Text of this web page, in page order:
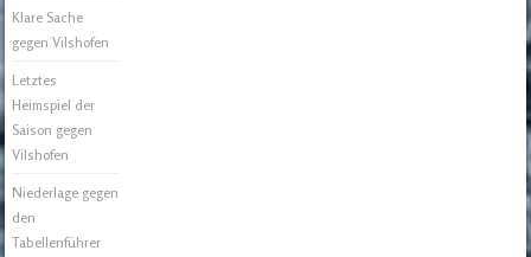
Klare Sache
gegen Vilshofen
Letztes
Heimspiel der
Saison gegen
Vilshofen
Niederlage gegen
den
Tabellenführer